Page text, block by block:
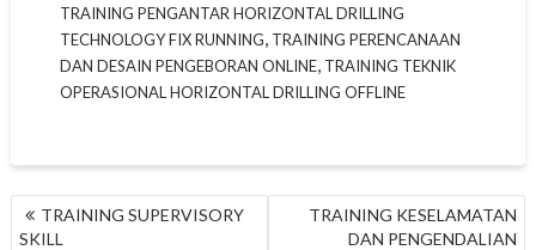
TRAINING PENGANTAR HORIZONTAL DRILLING
TECHNOLOGY FIX RUNNING, TRAINING PERENCANAAN
DAN DESAIN PENGEBORAN ONLINE, TRAINING TEKNIK
OPERASIONAL HORIZONTAL DRILLING OFFLINE
NAVIGASI
POS
TRAINING SUPERVISORY
SKILL
TRAINING KESELAMATAN
DAN PENGENDALIAN